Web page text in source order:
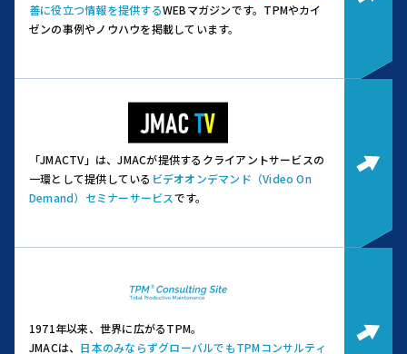
善に役立つ情報を提供するWEBマガジンです。 TPMやカイ
ゼンの事例やノウハウを掲載しています。
「JMACTV」は、JMACが提供するクライアントサービスの
一環として提供している ビデオオンデマンド（Video On
Demand）セミナーサービスです。
1971年以来、世界に広がるTPM。
JMACは、 日本のみならずグローバルでもTPMコンサルティ